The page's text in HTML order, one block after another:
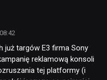
już targów E3 firma Sony
reklamową konsoli
tej platformy (i